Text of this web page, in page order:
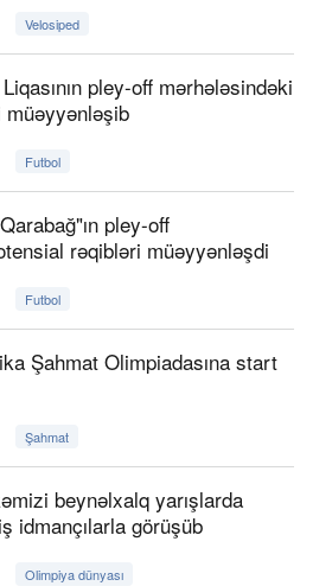
Velosiped
pley-off mərhələsindəki
Futbol
pley-off
rəqibləri müəyyənləşdi
Futbol
Şahmat Olimpiadasına start
Şahmat
beynəlxalq yarışlarda
idmançılarla görüşüb
Olimpiya dünyası